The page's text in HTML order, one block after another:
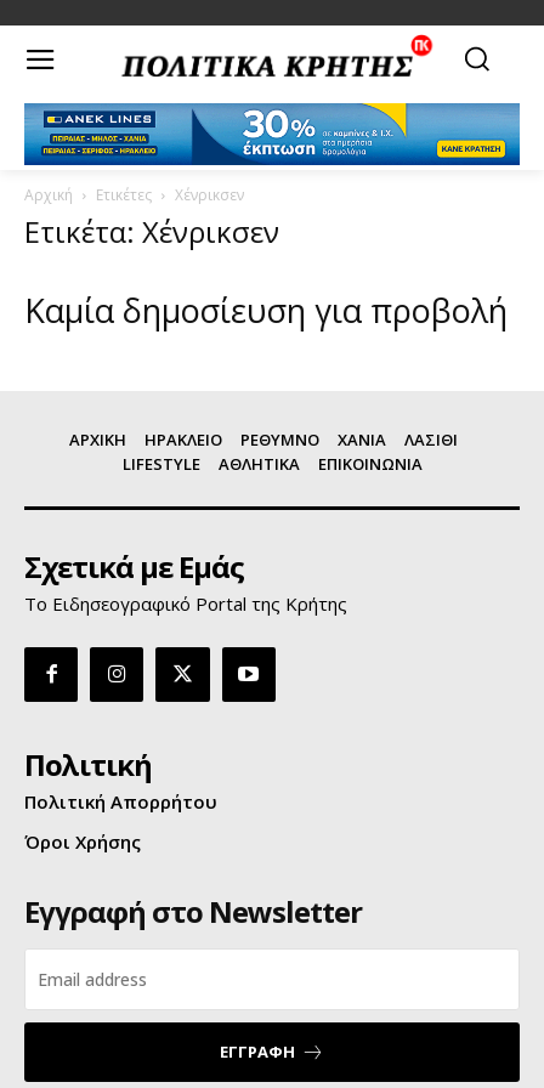
Αρχική Ετικέτες Χένρικσεν
Ετικέτα: Χένρικσεν
Καμία δημοσίευση για προβολή
ΑΡΧΙΚΗ ΗΡΑΚΛΕΙΟ ΡΕΘΥΜΝΟ ΧΑΝΙΑ
ΛΑΣΙΘΙ
LIFESTYLE
ΑΘΛΗΤΙΚΑ ΕΠΙΚΟΙΝΩΝΙΑ
Σχετικά με Εμάς
Το Ειδησεογραφικό Portal της Κρήτης
Πολιτική
Πολιτική Απορρήτου
Όροι Χρήσης
Εγγραφή στο Newsletter
ΕΓΓΡΑΦΗ